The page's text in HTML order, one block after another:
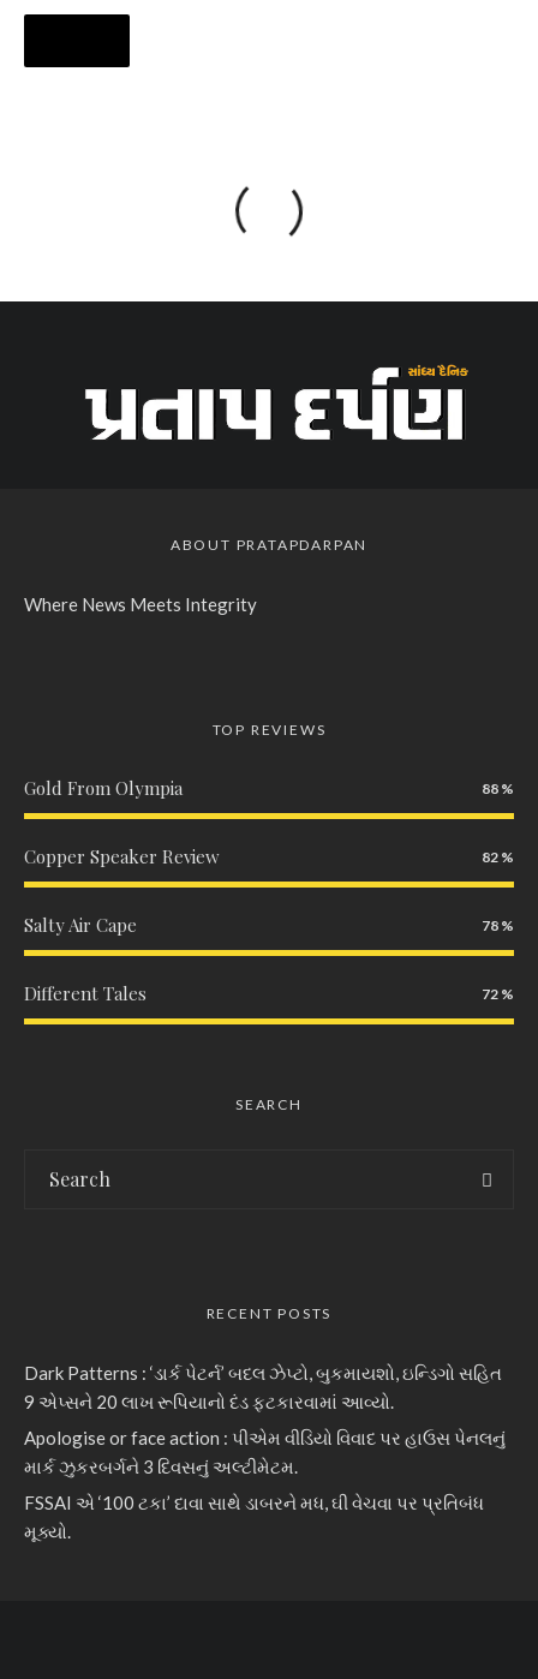
ABOUT PRATAPDARPAN
Where News Meets Integrity
TOP REVIEWS
Gold From Olympia 88
Copper Speaker Review 82
Salty Air Cape 78
Different Tales 72
SEARCH
RECENT POSTS
Dark Patterns : ‘ડાર્ક પેટર્ન’ બદલ ઝેપ્ટો, બુકમાયશો, ઇન્ડિગો સહિત
9 એપ્સને 20 લાખ રૂપિયાનો દંડ ફટકારવામાં આવ્યો.
Apologise or face action : પીએમ વીડિયો વિવાદ પર હાઉસ પેનલનું
માર્ક ઝુકરબર્ગને 3 દિવસનું અલ્ટીમેટમ.
FSSAI એ ‘100 ટકા’ દાવા સાથે ડાબરને મધ, ઘી વેચવા પર પ્રતિબંધ
મૂક્યો.